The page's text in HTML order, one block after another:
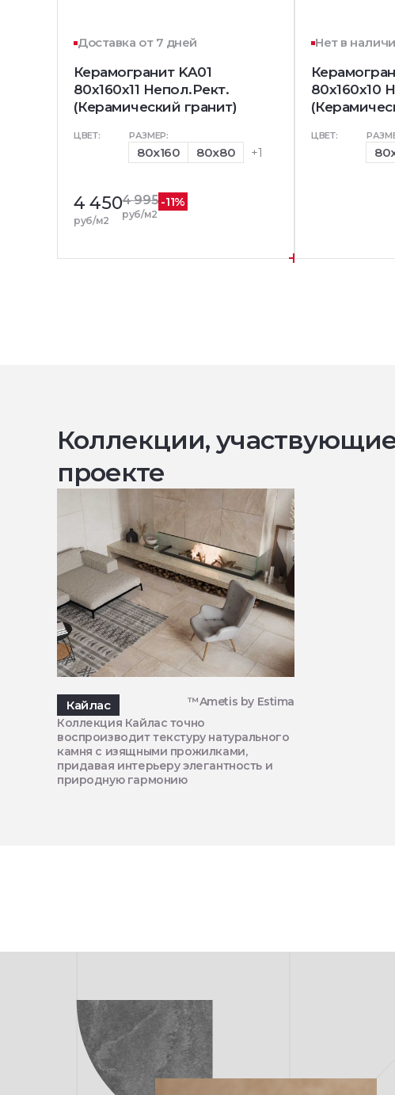
Доставка от 7 дней
Керамогранит KA01
80x160x11 Непол.Рект.
(Керамический гранит)
ЦВЕТ: РАЗМЕР:
80x160 80x80 +1
4 450
руб/м2
4 995
руб/м2
-11%
Нет в
80x160x10
ЦВЕТ:
Коллекции,
проекте
Кайлас
™Ametis by Estima
Коллекция Кайлас точно
воспроизводит текстуру натурального
камня с изящными прожилками,
придавая интерьеру элегантность и
природную гармонию